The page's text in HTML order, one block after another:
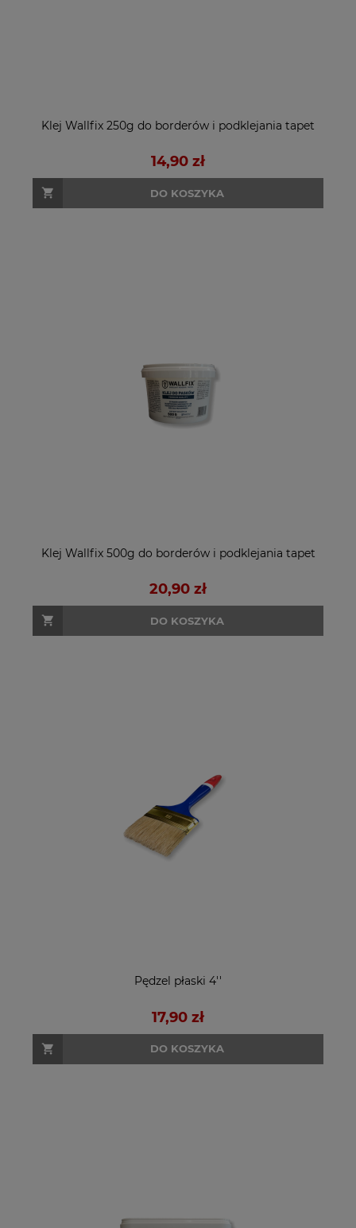
Klej Wallfix 250g do borderów i podklejania tapet
14,90 zł
DO KOSZYKA
Klej Wallfix 500g do borderów i podklejania tapet
20,90 zł
DO KOSZYKA
Pędzel płaski 4''
17,90 zł
DO KOSZYKA